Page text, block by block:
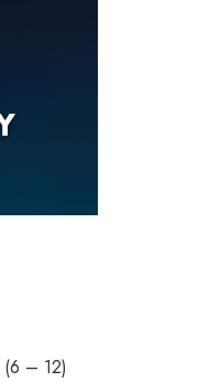
(6 – 12)